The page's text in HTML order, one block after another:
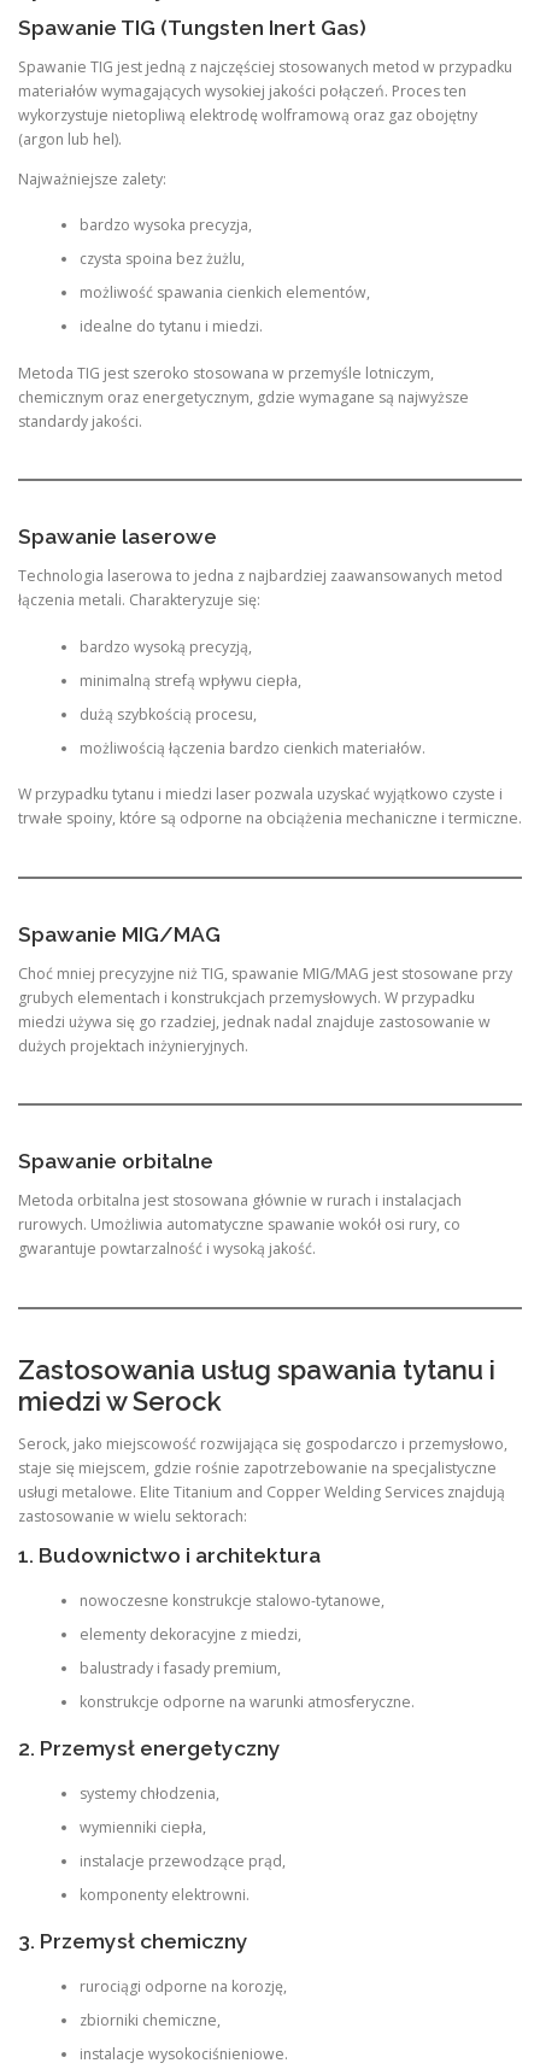
Spawanie TIG (Tungsten Inert Gas)
Spawanie TIG jest jedną z najczęściej stosowanych metod w przypadku
materiałów wymagających wysokiej jakości połączeń. Proces ten
wykorzystuje nietopliwą elektrodę wolframową oraz gaz obojętny
(argon lub hel).
Najważniejsze zalety:
bardzo wysoka precyzja,
czysta spoina bez żużlu,
możliwość spawania cienkich elementów,
idealne do tytanu i miedzi.
Metoda TIG jest szeroko stosowana w przemyśle lotniczym,
chemicznym oraz energetycznym, gdzie wymagane są najwyższe
standardy jakości.
Spawanie laserowe
Technologia laserowa to jedna z najbardziej zaawansowanych metod
łączenia metali. Charakteryzuje się:
bardzo wysoką precyzją,
minimalną strefą wpływu ciepła,
dużą szybkością procesu,
możliwością łączenia bardzo cienkich materiałów.
W przypadku tytanu i miedzi laser pozwala uzyskać wyjątkowo czyste i
trwałe spoiny, które są odporne na obciążenia mechaniczne i termiczne.
Spawanie MIG/MAG
Choć mniej precyzyjne niż TIG, spawanie MIG/MAG jest stosowane przy
grubych elementach i konstrukcjach przemysłowych. W przypadku
miedzi używa się go rzadziej, jednak nadal znajduje zastosowanie w
dużych projektach inżynieryjnych.
Spawanie orbitalne
Metoda orbitalna jest stosowana głównie w rurach i instalacjach
rurowych. Umożliwia automatyczne spawanie wokół osi rury, co
gwarantuje powtarzalność i wysoką jakość.
Zastosowania usług spawania tytanu i
miedzi w Serock
Serock, jako miejscowość rozwijająca się gospodarczo i przemysłowo,
staje się miejscem, gdzie rośnie zapotrzebowanie na specjalistyczne
usługi metalowe. Elite Titanium and Copper Welding Services znajdują
zastosowanie w wielu sektorach:
1. Budownictwo i architektura
nowoczesne konstrukcje stalowo-tytanowe,
elementy dekoracyjne z miedzi,
balustrady i fasady premium,
konstrukcje odporne na warunki atmosferyczne.
2. Przemysł energetyczny
systemy chłodzenia,
wymienniki ciepła,
instalacje przewodzące prąd,
komponenty elektrowni.
3. Przemysł chemiczny
rurociągi odporne na korozję,
zbiorniki chemiczne,
instalacje wysokociśnieniowe.